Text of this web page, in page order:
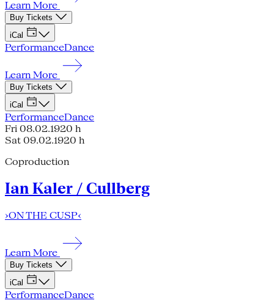
Learn More
Buy Tickets
iCal
PerformanceDance
Learn More
Buy Tickets
iCal
PerformanceDance
Fri 08.02.1920 h
Sat 09.02.1920 h
Coproduction
Ian Kaler / Cullberg
›ON THE CUSP‹
Learn More
Buy Tickets
iCal
PerformanceDance